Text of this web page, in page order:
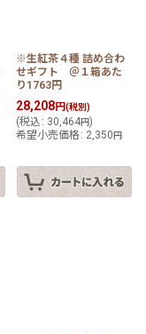
※生紅茶４種 詰め合わ
せギフト ＠１箱あた
り1763円
28,208円(税別)
(税込 : 30,464円)
希望小売価格 : 2,350円